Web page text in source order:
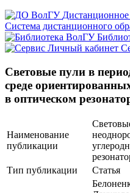
Дистанционное
Система дистанционного
Световые пули в
среде
в оптическом
Наименование
публикации
Тип публикации
Статья